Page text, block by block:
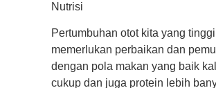
Nutrisi
Pertumbuhan otot kita yang tinggi
memerlukan perbaikan dan
dengan pola makan yang baik
cukup dan juga protein lebih